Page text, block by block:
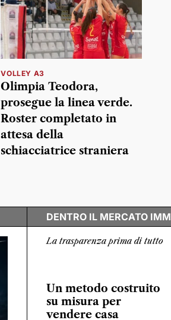
VOLLEY A3
Olimpia Teodora,
prosegue la linea verde.
Roster completato in
attesa della
schiacciatrice straniera
DENTRO IL MERCATO
La trasparenza prima di tutto
Un metodo costruito
su misura per
vendere casa